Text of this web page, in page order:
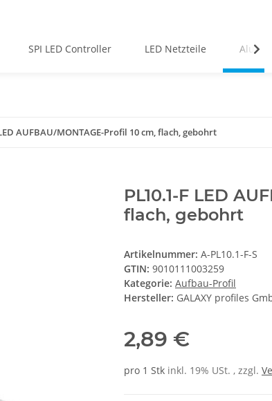
SPI LED Controller LED Netzteile Alu-
AUFBAU/MONTAGE-Profil 10 cm, flach, gebohrt
PL10.1-F LED
flach, gebohrt
Artikelnummer: A-PL10.1-F-S
GTIN: 9010111003259
Kategorie: Aufbau-Profil
Hersteller: GALAXY profiles
2,89 €
pro 1 Stk inkl. 19% USt. , zzgl.